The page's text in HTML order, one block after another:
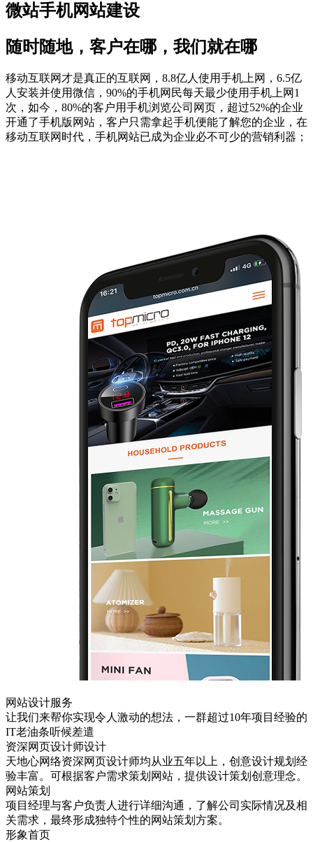
微站手机网站建设
随时随地，客户在哪，我们就在哪
移动互联网才是真正的互联网，8.8亿人使用手机上网，6.5亿
人安装并使用微信，90%的手机网民每天最少使用手机上网1
次，如今，80%的客户用手机浏览公司网页，超过52%的企业
开通了手机版网站，客户只需拿起手机便能了解您的企业，在
移动互联网时代，手机网站已成为企业必不可少的营销利器；
网站设计服务
让我们来帮你实现令人激动的想法，一群超过10年项目经验的
IT老油条听候差遣
资深网页设计师设计
天地心网络资深网页设计师均从业五年以上，创意设计规划经
验丰富。可根据客户需求策划网站，提供设计策划创意理念。
网站策划
项目经理与客户负责人进行详细沟通，了解公司实际情况及相
关需求，最终形成独特个性的网站策划方案。
形象首页